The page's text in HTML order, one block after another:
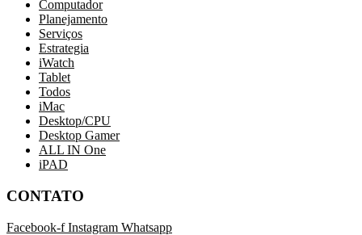
Computador
Planejamento
Serviços
Estrategia
iWatch
Tablet
Todos
iMac
Desktop/CPU
Desktop Gamer
ALL IN One
iPAD
CONTATO
Facebook-f Instagram Whatsapp